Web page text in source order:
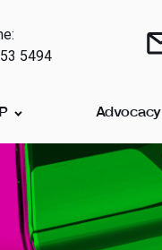
5494
Advocacy